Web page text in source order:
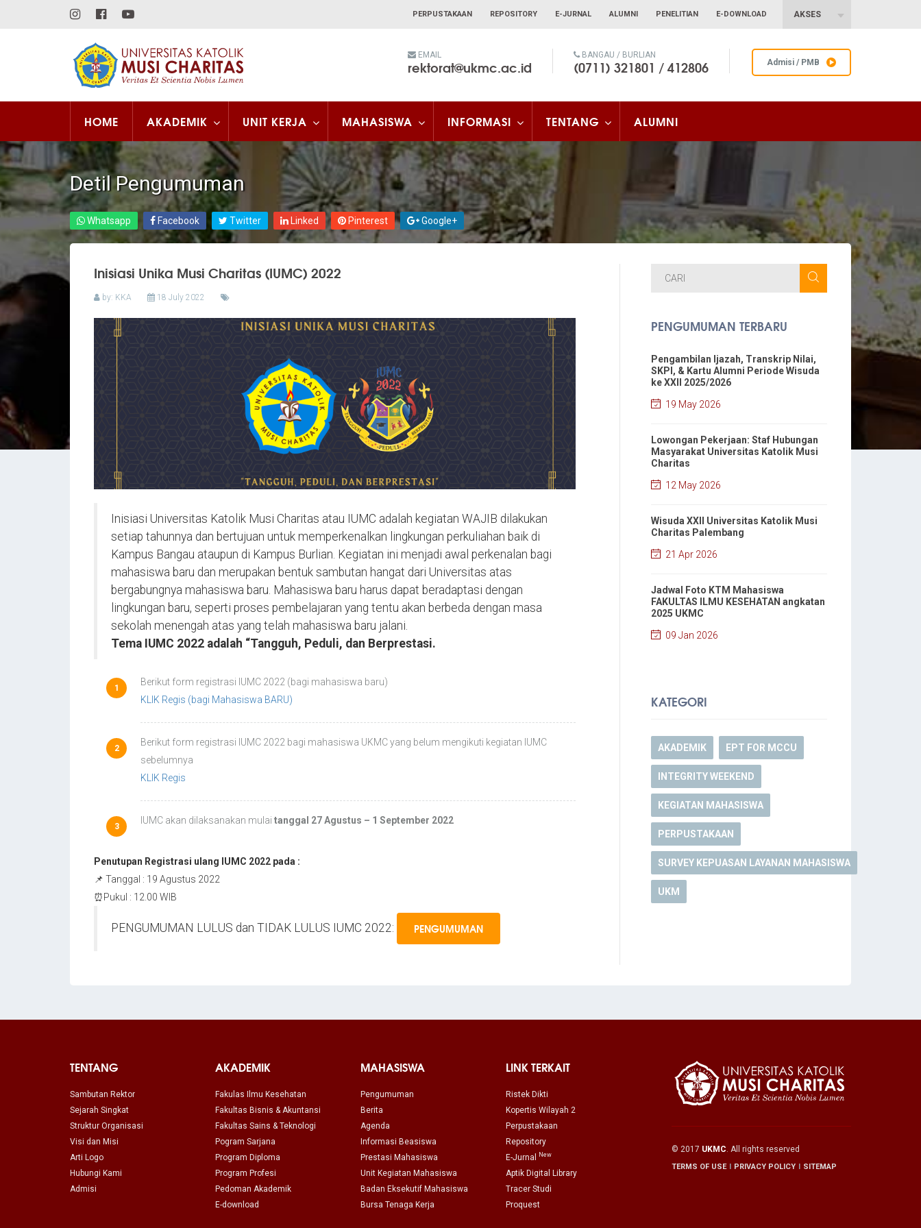
PERPUSTAKAAN REPOSITORY E-JURNAL ALUMNI PENELITIAN E-DOWNLOAD AKSES
EMAIL
rektorat@ukmc.ac.id
BANGAU / BURLIAN
(0711) 321801 / 412806 Admisi / PMB
HOME AKADEMIK UNIT KERJA MAHASISWA INFORMASI TENTANG ALUMNI
Detil Pengumuman
Whatsapp Facebook Twitter Linked Pinterest Google+
Inisiasi Unika Musi Charitas (IUMC) 2022
by: KKA 18 July 2022
Inisiasi Universitas Katolik Musi Charitas atau IUMC adalah kegiatan WAJIB dilakukan
setiap tahunnya dan bertujuan untuk memperkenalkan lingkungan perkuliahan baik di
Kampus Bangau ataupun di Kampus Burlian. Kegiatan ini menjadi awal perkenalan bagi
mahasiswa baru dan merupakan bentuk sambutan hangat dari Universitas atas
bergabungnya mahasiswa baru. Mahasiswa baru harus dapat beradaptasi dengan
lingkungan baru, seperti proses pembelajaran yang tentu akan berbeda dengan masa
sekolah menengah atas yang telah mahasiswa baru jalani.
Tema IUMC 2022 adalah “Tangguh, Peduli, dan Berprestasi.
Berikut form registrasi IUMC 2022 (bagi mahasiswa baru)
KLIK Regis (bagi Mahasiswa BARU)
Berikut form registrasi IUMC 2022 bagi mahasiswa UKMC yang belum mengikuti kegiatan IUMC
sebelumnya
KLIK Regis
IUMC akan dilaksanakan mulai tanggal 27 Agustus – 1 September 2022
Penutupan Registrasi ulang IUMC 2022 pada :
📌 Tanggal : 19 Agustus 2022
⏰Pukul : 12.00 WIB
PENGUMUMAN LULUS dan TIDAK LULUS IUMC 2022: PENGUMUMAN
PENGUMUMAN TERBARU
Pengambilan Ijazah, Transkrip Nilai,
SKPI, & Kartu Alumni Periode Wisuda
ke XXII 2025/2026
19 May 2026
Lowongan Pekerjaan: Staf Hubungan
Masyarakat Universitas Katolik Musi
Charitas
12 May 2026
Wisuda XXII Universitas Katolik Musi
Charitas Palembang
21 Apr 2026
Jadwal Foto KTM Mahasiswa
FAKULTAS ILMU KESEHATAN angkatan
2025 UKMC
09 Jan 2026
KATEGORI
AKADEMIK EPT FOR MCCU
INTEGRITY WEEKEND
KEGIATAN MAHASISWA
PERPUSTAKAAN
SURVEY KEPUASAN LAYANAN MAHASISWA
UKM
TENTANG
Sambutan Rektor
Sejarah Singkat
Struktur Organisasi
Visi dan Misi
Arti Logo
Hubungi Kami
Admisi
AKADEMIK
Fakulas Ilmu Kesehatan
Fakultas Bisnis & Akuntansi
Fakultas Sains & Teknologi
Pogram Sarjana
Program Diploma
Program Profesi
Pedoman Akademik
E-download
MAHASISWA
Pengumuman
Berita
Agenda
Informasi Beasiswa
Prestasi Mahasiswa
Unit Kegiatan Mahasiswa
Badan Eksekutif Mahasiswa
Bursa Tenaga Kerja
LINK TERKAIT
Ristek Dikti
Kopertis Wilayah 2
Perpustakaan
Repository
E-Jurnal
New
Aptik Digital Library
Tracer Studi
Proquest
© 2017 UKMC. All rights reserved
TERMS OF USE PRIVACY POLICY SITEMAP